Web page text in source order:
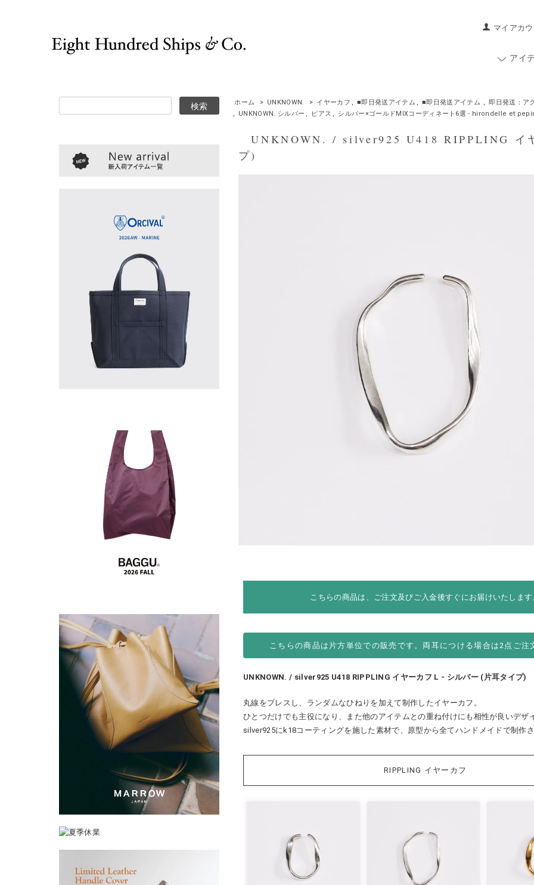
マイアカ
アイ
ホーム > UNKNOWN. > イヤーカフ , ■即日発送アイテム , ■即日発送アイテム ,
即日発送：ア
,
UNKNOWN. シルバー , ピアス , シルバー×ゴールドMIXコーディネート6選 - hirondelle et
UNKNOWN. / silver925 U418 RIPPLING イ
プ)
こちらの商品は、ご注文及びご入金後すぐにお届けいたします
こちらの商品は片方単位での販売です。両耳につける場合は2点ご注
UNKNOWN. / silver925 U418 RIPPLING イヤーカフ L - シルバー (片耳タイプ)
丸線をプレスし、ランダムなひねりを加えて制作したイヤーカフ。
ひとつだけでも主役になり、また他のアイテムとの重ね付けにも相性が良いデザ
silver925にk18コーティングを施した素材で、原型から全てハンドメイドで制作
RIPPLING イヤーカフ